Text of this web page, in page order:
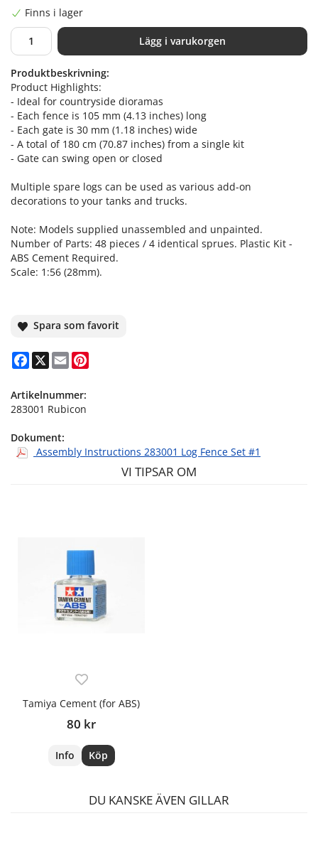
Finns i lager
Lägg i varukorgen
Produktbeskrivning:
Product Highlights:
- Ideal for countryside dioramas
- Each fence is 105 mm (4.13 inches) long
- Each gate is 30 mm (1.18 inches) wide
- A total of 180 cm (70.87 inches) from a single kit
- Gate can swing open or closed
Multiple spare logs can be used as various add-on
decorations to your tanks and trucks.
Note: Models supplied unassembled and unpainted.
Number of Parts: 48 pieces / 4 identical sprues. Plastic Kit -
ABS Cement Required.
Scale: 1:56 (28mm).
Spara som favorit
Facebook
X Email
Artikelnummer:
283001 Rubicon
Dokument:
Assembly Instructions 283001 Log Fence Set #1
VI TIPSAR OM
Tamiya Cement (for ABS)
80 kr
Info Köp
DU KANSKE ÄVEN GILLAR